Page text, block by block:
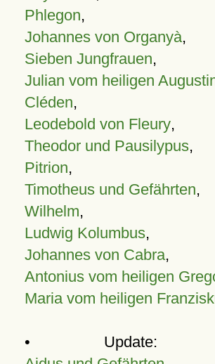
Phlegon,
Johannes von Organyà,
Sieben Jungfrauen,
Julian vom heiligen
Cléden,
Leodebold von Fleury,
Theodor und Pausilypus,
Pitrion,
Timotheus und Gefährten,
Wilhelm,
Ludwig Kolumbus,
Johannes von Cabra,
Antonius vom heiligen
Maria vom heiligen
•